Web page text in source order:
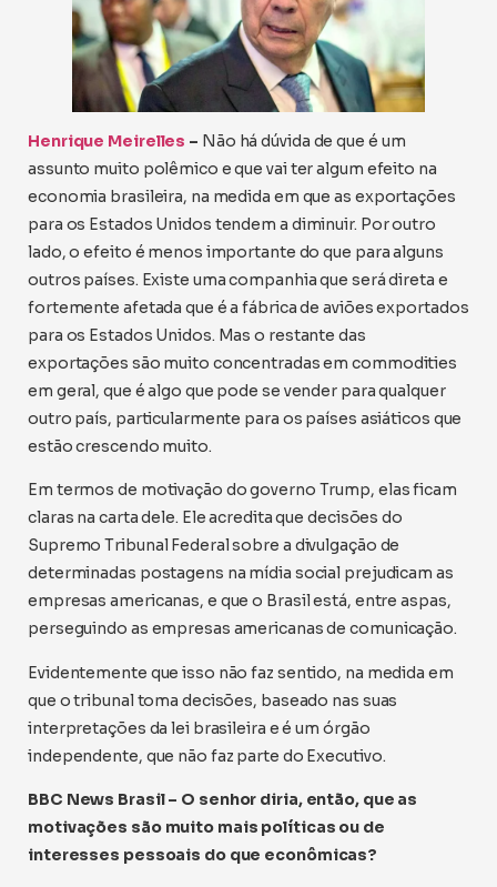
Henrique Meirelles – Não há dúvida de que é um
assunto muito polêmico e que vai ter algum efeito na
economia brasileira, na medida em que as exportações
para os Estados Unidos tendem a diminuir. Por outro
lado, o efeito é menos importante do que para alguns
outros países. Existe uma companhia que será direta e
fortemente afetada que é a fábrica de aviões exportados
para os Estados Unidos. Mas o restante das
exportações são muito concentradas em commodities
em geral, que é algo que pode se vender para qualquer
outro país, particularmente para os países asiáticos que
estão crescendo muito.
Em termos de motivação do governo Trump, elas ficam
claras na carta dele. Ele acredita que decisões do
Supremo Tribunal Federal sobre a divulgação de
determinadas postagens na mídia social prejudicam as
empresas americanas, e que o Brasil está, entre aspas,
perseguindo as empresas americanas de comunicação.
Evidentemente que isso não faz sentido, na medida em
que o tribunal toma decisões, baseado nas suas
interpretações da lei brasileira e é um órgão
independente, que não faz parte do Executivo.
BBC News Brasil – O senhor diria, então, que as
motivações são muito mais políticas ou de
interesses pessoais do que econômicas?